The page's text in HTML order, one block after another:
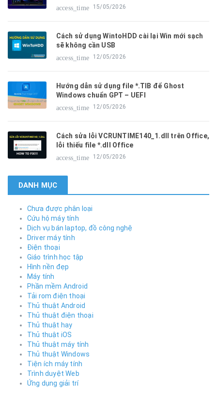
access_time 15/05/2026
Cách sử dụng WintoHDD cài lại Win mới sạch
sẽ không cần USB
access_time
12/05/2026
Hướng dẫn sử dụng file *.TIB để Ghost
Windows chuẩn GPT – UEFI
access_time
12/05/2026
Cách sửa lỗi VCRUNTIME140_1.dll trên Office,
lỗi thiếu file *.dll Office
access_time
12/05/2026
DANH MỤC
Chưa được phân loại
Cứu hộ máy tính
Dịch vụ bán laptop, đồ công nghệ
Driver máy tính
Điện thoại
Giáo trình học tập
Hình nền đẹp
Máy tính
Phần mềm Android
Tải rom điện thoại
Thủ thuật Android
Thủ thuật điện thoại
Thủ thuật hay
Thủ thuật iOS
Thủ thuật máy tính
Thủ thuật Windows
Tiện ích máy tính
Trình duyệt Web
Ứng dụng giải trí